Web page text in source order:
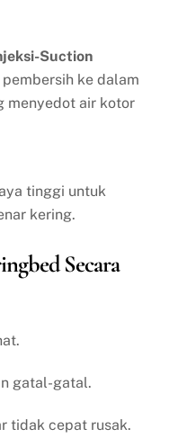
Suction
ke dalam
menyedot air kotor
tinggi untuk
kering.
Secara
gatal-gatal.
tidak cepat rusak.